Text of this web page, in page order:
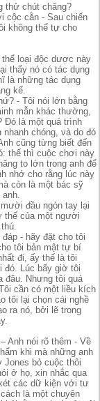
thử chút chăng?
cộc cằn - Sau chiến
không thể tự cho
thể loại độc dược này
thấy nó có tác dụng
là những tác dụng
kể.
- Tôi nói lớn bằng
mẫn khác thường,
Đó là một quá trình
chóng, và do đó
cũng từng biết đến
thế thì cuộc chơi này
to lớn trong anh để
nhớ cho rằng lúc này
còn là một bác sỹ
đầu ngón tay lại
thế của một người
- hãy đặt cho tôi
tôi bản mật tự bí
đi, ấy thế là tôi
đó. Lúc bấy giờ tôi
đâu. Nhưng tôi quá
cần có một liều kích
tôi lại chọn cái nghề
ra nó, bởi lẽ trong
Anh nói rõ thêm - Về
khi mà những anh
Jones bỏ cuộc thôi
ở họ, xin nhắc qua
các dữ kiện với tư
là một chuyên